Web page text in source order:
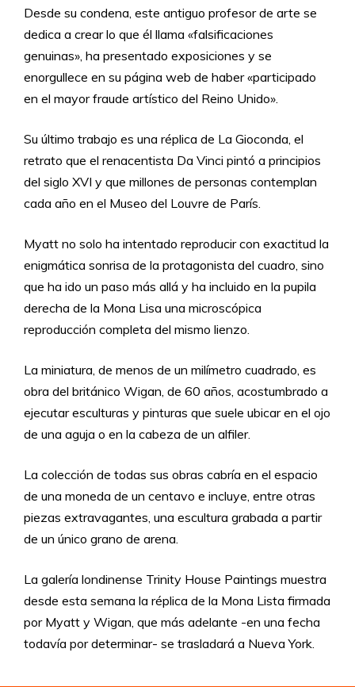
Desde su condena, este antiguo profesor de arte se
dedica a crear lo que él llama «falsificaciones
genuinas», ha presentado exposiciones y se
enorgullece en su página web de haber «participado
en el mayor fraude artístico del Reino Unido».
Su último trabajo es una réplica de La Gioconda, el
retrato que el renacentista Da Vinci pintó a principios
del siglo XVI y que millones de personas contemplan
cada año en el Museo del Louvre de París.
Myatt no solo ha intentado reproducir con exactitud la
enigmática sonrisa de la protagonista del cuadro, sino
que ha ido un paso más allá y ha incluido en la pupila
derecha de la Mona Lisa una microscópica
reproducción completa del mismo lienzo.
La miniatura, de menos de un milímetro cuadrado, es
obra del británico Wigan, de 60 años, acostumbrado a
ejecutar esculturas y pinturas que suele ubicar en el ojo
de una aguja o en la cabeza de un alfiler.
La colección de todas sus obras cabría en el espacio
de una moneda de un centavo e incluye, entre otras
piezas extravagantes, una escultura grabada a partir
de un único grano de arena.
La galería londinense Trinity House Paintings muestra
desde esta semana la réplica de la Mona Lista firmada
por Myatt y Wigan, que más adelante -en una fecha
todavía por determinar- se trasladará a Nueva York.